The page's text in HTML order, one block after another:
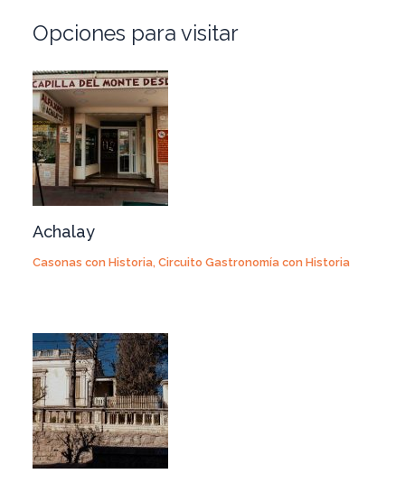
Opciones para visitar
Achalay
Casonas con Historia,Circuito Gastronomía con Historia